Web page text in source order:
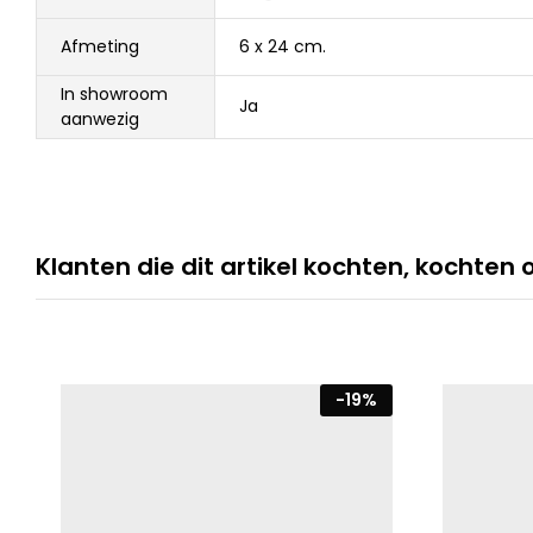
Afmeting
6 x 24 cm.
In showroom
aanwezig
Ja
Klanten die dit artikel kochten, kochten
-19%